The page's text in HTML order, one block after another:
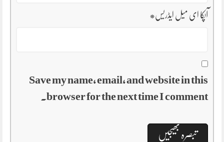
آپکا ای میل ایڈریس*
Save my name, email, and website in this
browser for the next time I comment.